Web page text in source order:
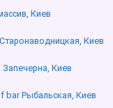
Киев
Киев
Запечерна, Киев
bar Рыбальская, Киев